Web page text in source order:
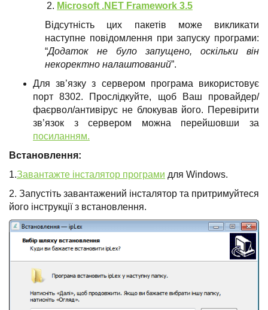
Microsoft .NET Framework 3.5
Відсутність цих пакетів може викликати
наступне повідомлення при запуску програми:
“Додаток не було запущено, оскільки він
некоректно налаштований”.
Для зв’язку з сервером програма використовує
порт 8302. Прослідкуйте, щоб Ваш провайдер/
фаєрвол/антивірус не блокував його. Перевірити
зв’язок з сервером можна перейшовши за
посиланням.
Встановлення:
1.Завантажте інсталятор програми для Windows.
2. Запустіть завантажений інсталятор та притримуйтеся
його інструкції з встановлення.